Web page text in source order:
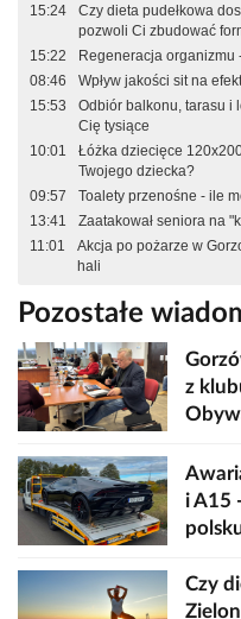
15:24
Czy dieta pudełkowa
pozwoli Ci zbudować
15:22
Regeneracja organizmu
08:46
Wpływ jakości sit na
15:53
Odbiór balkonu, tarasu i
Cię tysiące
10:01
Łóżka dziecięce
Twojego dziecka?
09:57
Toalety przenośne - ile
13:41
Zaatakował seniora na
11:01
Akcja po pożarze w
hali
Pozostałe
z
i A15
Czy